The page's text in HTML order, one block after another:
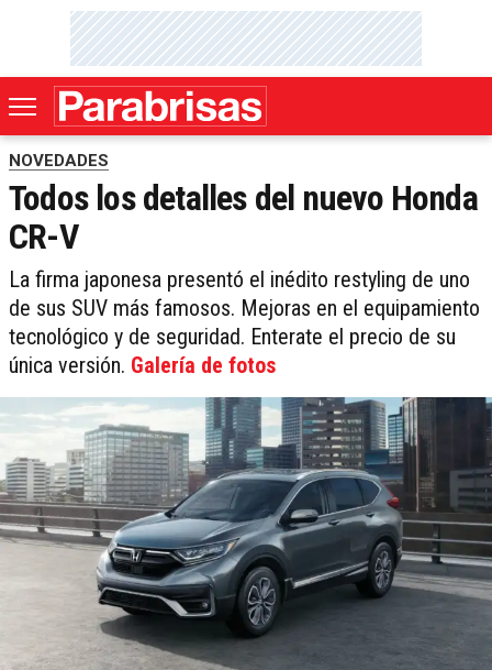
NOVEDADES
Todos los detalles del nuevo Honda
CR-V
La firma japonesa presentó el inédito restyling de uno
de sus SUV más famosos. Mejoras en el equipamiento
tecnológico y de seguridad. Enterate el precio de su
única versión. Galería de fotos